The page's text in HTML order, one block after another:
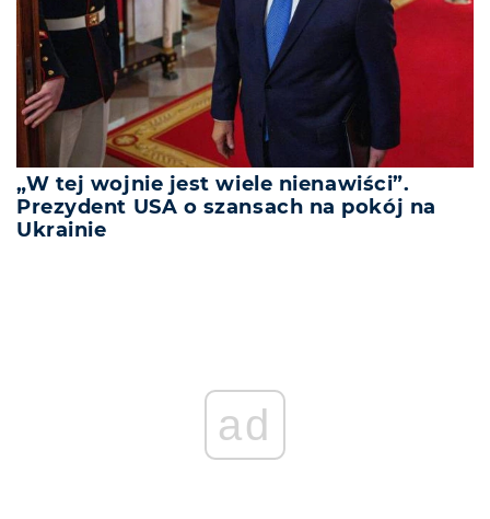
„W tej wojnie jest wiele nienawiści”.
Prezydent USA o szansach na pokój na
Ukrainie
ad